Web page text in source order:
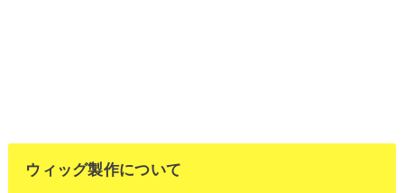
ウィッグ製作について